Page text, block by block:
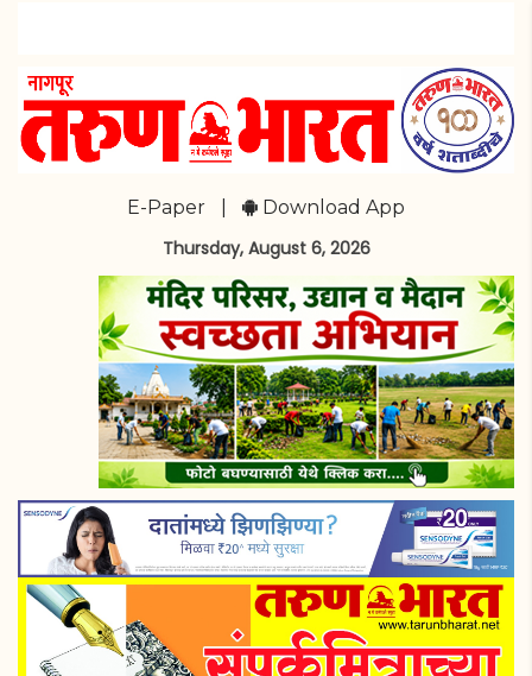
E-Paper Download App
Thursday, August 6, 2026